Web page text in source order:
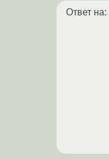
Ответ на: